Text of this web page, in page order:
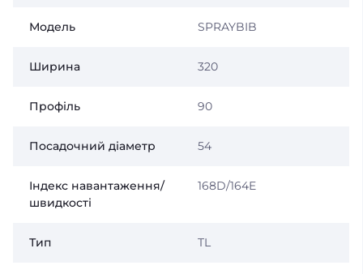
Модель SPRAYBIB
Ширина 320
Профіль 90
Посадочний діаметр 54
Індекс навантаження/
швидкості
168D/164E
Тип TL